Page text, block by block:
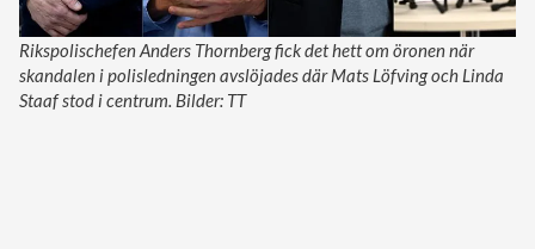
Rikspolischefen Anders Thornberg fick det hett om öronen när
skandalen i polisledningen avslöjades där Mats Löfving och Linda
Staaf stod i centrum. Bilder: TT